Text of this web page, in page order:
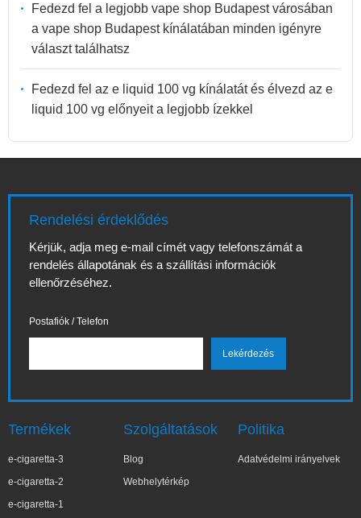
Fedezd fel a legjobb vape shop Budapest városában
a vape shop Budapest kínálatában minden igényre
választ találhatsz
Fedezd fel az e liquid 100 vg kínálatát és élvezd az e
liquid 100 vg előnyeit a legjobb ízekkel
Rendelési érdeklődés
Kérjük, adja meg e-mail címét vagy telefonszámát a
rendelés állapotának és a szállítási információk
ellenőrzéséhez.
Postafiók / Telefon
Termékek
e-cigaretta-3
e-cigaretta-2
e-cigaretta-1
Szolgáltatások
Blog
Webhelytérkép
Politika
Adatvédelmi irányelvek